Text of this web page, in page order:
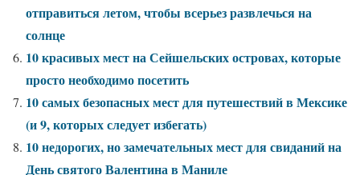
отправиться летом, чтобы всерьез развлечься на
солнце
10 красивых мест на Сейшельских островах, которые
просто необходимо посетить
10 самых безопасных мест для путешествий в Мексике
(и 9, которых следует избегать)
10 недорогих, но замечательных мест для свиданий на
День святого Валентина в Маниле